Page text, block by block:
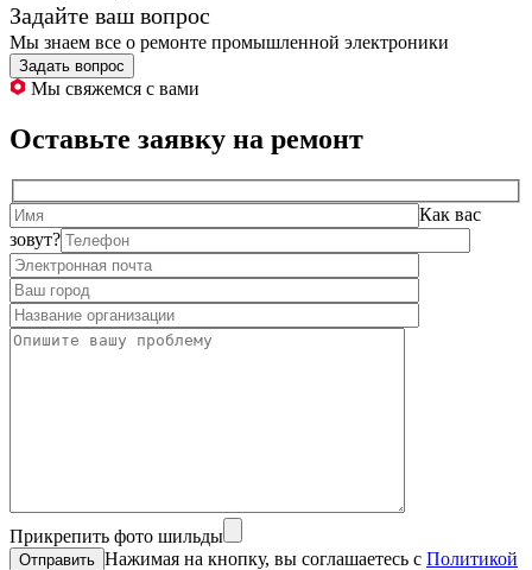
Задайте ваш вопрос
Мы знаем все о ремонте промышленной электроники
Задать вопрос
Мы свяжемся с вами
Оставьте заявку на ремонт
Как вас
зовут?
Прикрепить фото шильды
Нажимая на кнопку, вы соглашаетесь с Политикой